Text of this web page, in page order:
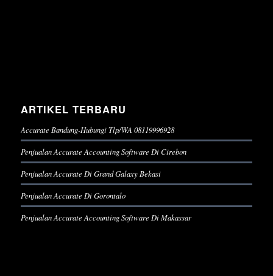
ARTIKEL TERBARU
Accurate Bandung-Hubungi Tlp/WA 08119996928
Penjualan Accurate Accounting Software Di Cirebon
Penjualan Accurate Di Grand Galaxy Bekasi
Penjualan Accurate Di Gorontalo
Penjualan Accurate Accounting Software Di Makassar